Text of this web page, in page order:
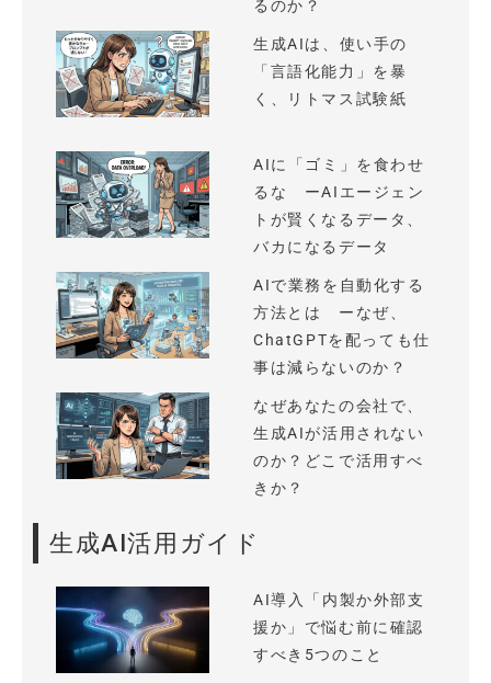
るのか？
生成AIは、使い手の
「言語化能力」を暴
く、リトマス試験紙
AIに「ゴミ」を食わせ
るな ーAIエージェン
トが賢くなるデータ、
バカになるデータ
AIで業務を自動化する
方法とは ーなぜ、
ChatGPTを配っても仕
事は減らないのか？
なぜあなたの会社で、
生成AIが活用されない
のか？どこで活用すべ
きか？
生成AI活用ガイド
AI導入「内製か外部支
援か」で悩む前に確認
すべき5つのこと